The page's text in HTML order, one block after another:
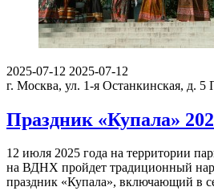
2025-07-12 2025-07-12
г. Москва, ул. 1-я Останкинская, д. 5
Праздник «Купала»
12 июля 2025 года на территории
на ВДНХ пройдет традиционный
праздник «Купала», включающий в